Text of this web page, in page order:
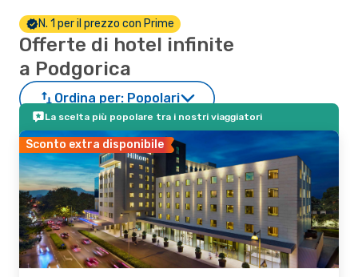
N. 1 per il prezzo con Prime
Offerte di hotel infinite
a Podgorica
Ordina per: Popolari
La scelta più popolare tra i nostri viaggiatori
Sconto extra disponibile